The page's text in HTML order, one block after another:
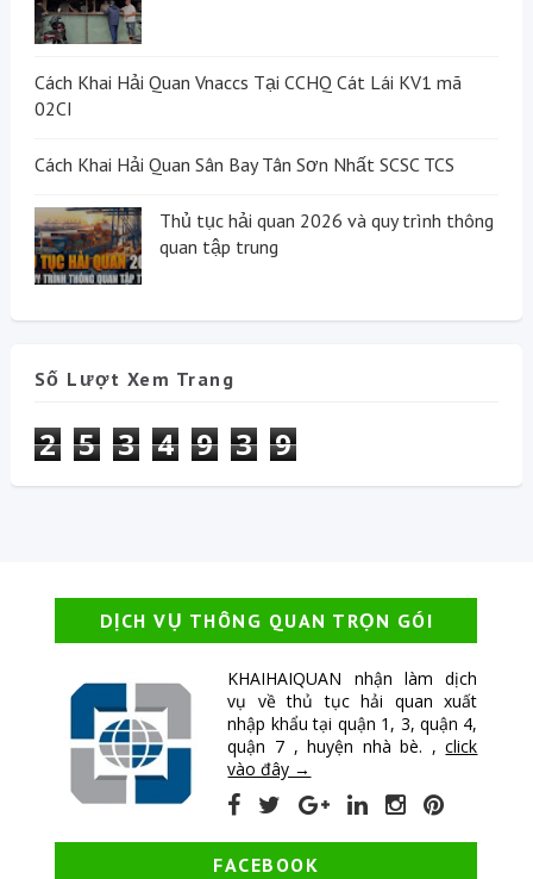
Cách Khai Hải Quan Vnaccs Tại CCHQ Cát Lái KV1 mã
02CI
Cách Khai Hải Quan Sân Bay Tân Sơn Nhất SCSC TCS
Thủ tục hải quan 2026 và quy trình thông
quan tập trung
Số Lượt Xem Trang
2 5 3 4 9 3 9
DỊCH VỤ THÔNG QUAN TRỌN GÓI
KHAIHAIQUAN nhận làm dịch
vụ về thủ tục hải quan xuất
nhập khẩu tại quận 1, 3, quận 4,
quận 7 , huyện nhà bè. ,click
vào đây →
FACEBOOK